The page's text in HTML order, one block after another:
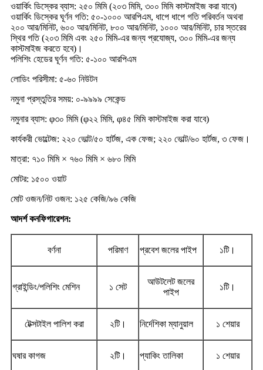
ওয়ার্কিং ডিস্কের ব্যাস: ২৫০ মিমি (২০৩ মিমি, ৩০০ মিমি কাস্টমাইজ করা যাবে)
ওয়ার্কিং ডিস্কের ঘূর্ণন গতি: ৫০-১০০০ আরপিএম, ধাপে ধাপে গতি পরিবর্তন অথবা
২০০ আর/মিনিট, ৬০০ আর/মিনিট, ৮০০ আর/মিনিট, ১০০০ আর/মিনিট, চার স্তরের
স্থির গতি (২০৩ মিমি এবং ২৫০ মিমি-এর জন্য প্রযোজ্য, ৩০০ মিমি-এর জন্য
কাস্টমাইজ করতে হবে)।
পলিশিং হেডের ঘূর্ণন গতি: ৫-১০০ আরপিএম
লোডিং পরিসীমা: ৫-৬০ নিউটন
নমুনা প্রস্তুতির সময়: ০-৯৯৯৯ সেকেন্ড
নমুনার ব্যাস: φ৩০ মিমি (φ২২ মিমি, φ৪৫ মিমি কাস্টমাইজ করা যাবে)
কার্যকরী ভোল্টেজ: ২২০ ভোল্ট/৫০ হার্টজ, এক ফেজ; ২২০ ভোল্ট/৬০ হার্টজ, ৩ ফেজ।
মাত্রা: ৭১০ মিমি × ৭৬০ মিমি × ৬৮০ মিমি
মোটর: ১৫০০ ওয়াট
মোট ওজন/নিট ওজন: ১২৫ কেজি/৯৬ কেজি
আদর্শ কনফিগারেশন:
বর্ণনা পরিমাণ প্রবেশ জলের পাইপ ১টি।
গ্রাইন্ডিং/পলিশিং মেশিন ১ সেট
আউটলেট জলের
পাইপ
১টি।
টেক্সটাইল পালিশ করা ২টি। নির্দেশিকা ম্যানুয়াল ১ শেয়ার
ঘষার কাগজ ২টি। প্যাকিং তালিকা ১ শেয়ার